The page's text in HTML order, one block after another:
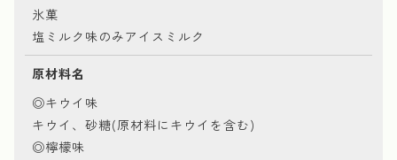
氷菓
塩ミルク味のみアイスミルク
原材料名
◎キウイ味
キウイ、砂糖(原材料にキウイを含む)
◎檸檬味